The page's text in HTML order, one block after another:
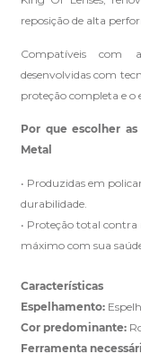
Clique aquie
reposição de alta
Compatíveis com
desenvolvidas com
proteção completa e o
Por que escolher
Metal
• Produzidas em
durabilidade.
• Proteção total
máximo com sua
Características
Espelhamento:
Cor predominante:
Ferramenta